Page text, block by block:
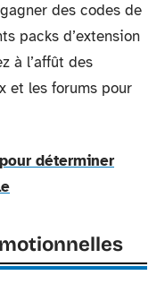
des codes de
packs d’extension
à l’affût des
et les forums pour
déterminer